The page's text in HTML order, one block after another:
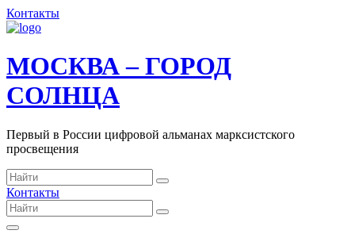
Контакты
МОСКВА – ГОРОД
СОЛНЦА
Первый в России цифровой альманах марксистского
просвещения
Контакты